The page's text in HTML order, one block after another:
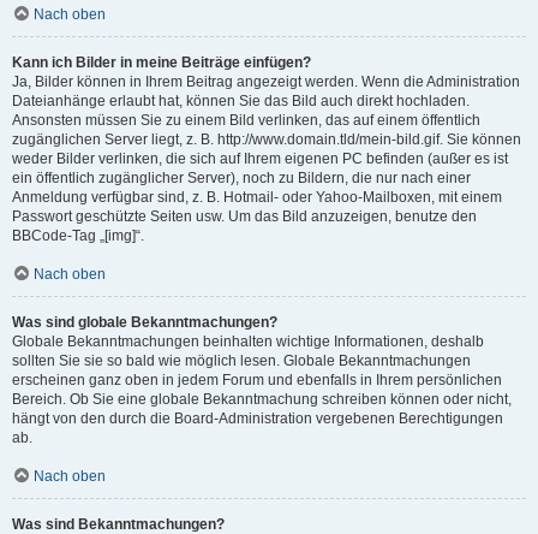
Nach oben
Kann ich Bilder in meine Beiträge einfügen?
Ja, Bilder können in Ihrem Beitrag angezeigt werden. Wenn die Administration
Dateianhänge erlaubt hat, können Sie das Bild auch direkt hochladen.
Ansonsten müssen Sie zu einem Bild verlinken, das auf einem öffentlich
zugänglichen Server liegt, z. B. http://www.domain.tld/mein-bild.gif. Sie können
weder Bilder verlinken, die sich auf Ihrem eigenen PC befinden (außer es ist
ein öffentlich zugänglicher Server), noch zu Bildern, die nur nach einer
Anmeldung verfügbar sind, z. B. Hotmail- oder Yahoo-Mailboxen, mit einem
Passwort geschützte Seiten usw. Um das Bild anzuzeigen, benutze den
BBCode-Tag „[img]“.
Nach oben
Was sind globale Bekanntmachungen?
Globale Bekanntmachungen beinhalten wichtige Informationen, deshalb
sollten Sie sie so bald wie möglich lesen. Globale Bekanntmachungen
erscheinen ganz oben in jedem Forum und ebenfalls in Ihrem persönlichen
Bereich. Ob Sie eine globale Bekanntmachung schreiben können oder nicht,
hängt von den durch die Board-Administration vergebenen Berechtigungen
ab.
Nach oben
Was sind Bekanntmachungen?